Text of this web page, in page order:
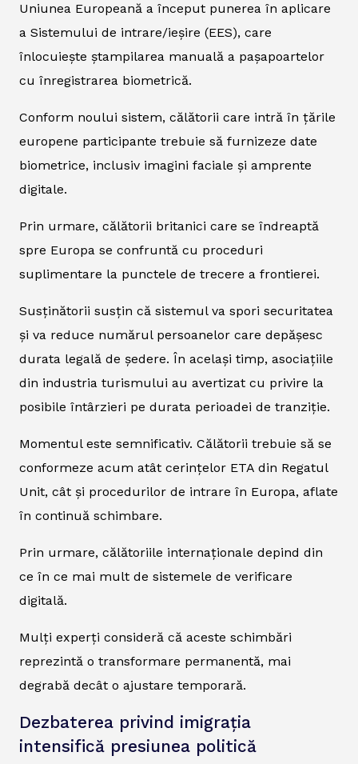
Uniunea Europeană a început punerea în aplicare
a Sistemului de intrare/ieșire (EES), care
înlocuiește ștampilarea manuală a pașapoartelor
cu înregistrarea biometrică.
Conform noului sistem, călătorii care intră în țările
europene participante trebuie să furnizeze date
biometrice, inclusiv imagini faciale și amprente
digitale.
Prin urmare, călătorii britanici care se îndreaptă
spre Europa se confruntă cu proceduri
suplimentare la punctele de trecere a frontierei.
Susținătorii susțin că sistemul va spori securitatea
și va reduce numărul persoanelor care depășesc
durata legală de ședere. În același timp, asociațiile
din industria turismului au avertizat cu privire la
posibile întârzieri pe durata perioadei de tranziție.
Momentul este semnificativ. Călătorii trebuie să se
conformeze acum atât cerințelor ETA din Regatul
Unit, cât și procedurilor de intrare în Europa, aflate
în continuă schimbare.
Prin urmare, călătoriile internaționale depind din
ce în ce mai mult de sistemele de verificare
digitală.
Mulți experți consideră că aceste schimbări
reprezintă o transformare permanentă, mai
degrabă decât o ajustare temporară.
Dezbaterea privind imigrația
intensifică presiunea politică